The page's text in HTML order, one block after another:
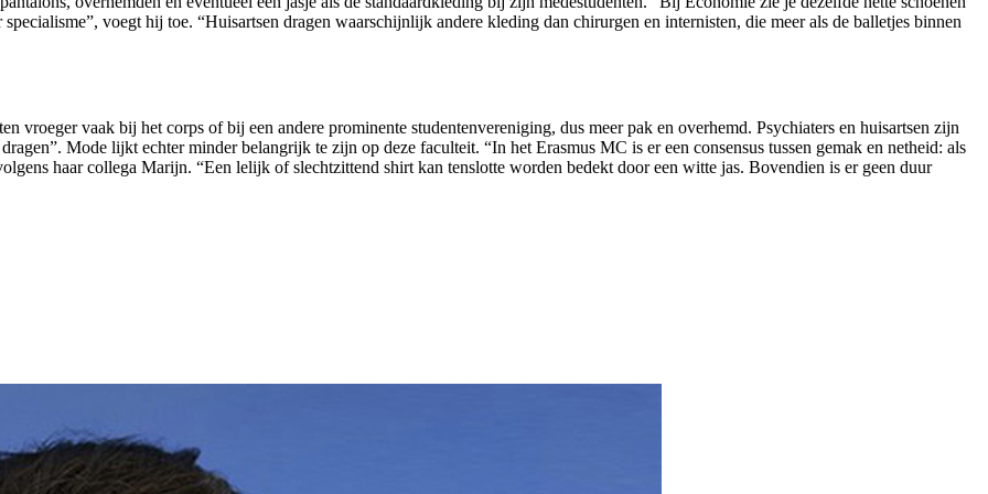
voegt hij toe. “Huisartsen dragen waarschijnlijk andere kleding dan chirurgen en internisten, die meer als de balletjes binnen
vroeger vaak bij het corps of bij een andere prominente studentenvereniging, dus meer pak en overhemd. Psychiaters en huisartsen zijn
Mode lijkt echter minder belangrijk te zijn op deze faculteit. “In het Erasmus MC is er een consensus tussen gemak en netheid: als
haar collega Marijn. “Een lelijk of slechtzittend shirt kan tenslotte worden bedekt door een witte jas. Bovendien is er geen duur